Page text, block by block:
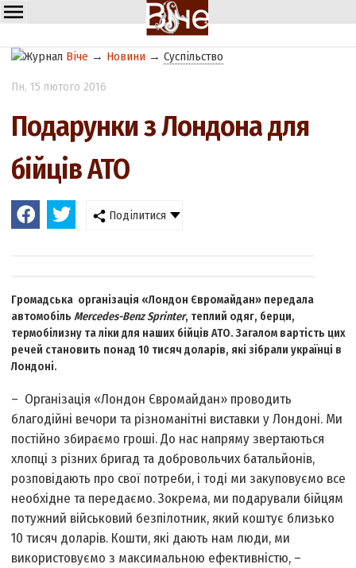
Віче → Новини →Суспільство
Пн, 15 лютого 2016
Подарунки з Лондона для
бійців АТО
Поділитися
Громадська організація «Лондон Євромайдан» передала
автомобільMercedes-Benz Sprinter, теплий одяг, берци,
термобілизну та ліки для наших бійців АТО. Загалом вартість цих
речей становить понад 10 тисяч доларів, які зібрали українці в
Лондоні.
– Організація «Лондон Євромайдан» проводить
благодійні вечори та різноманітні виставки у Лондоні. Ми
постійно збираємо гроші. До нас напряму звертаються
хлопці з різних бригад та добровольчих батальйонів,
розповідають про свої потреби, і тоді ми закуповуємо все
необхідне та передаємо. Зокрема, ми подарували бійцям
потужний військовий безпілотник, який коштує близько
10 тисяч доларів. Кошти, які дають нам люди, ми
використовуємо з максимальною ефективністю, –